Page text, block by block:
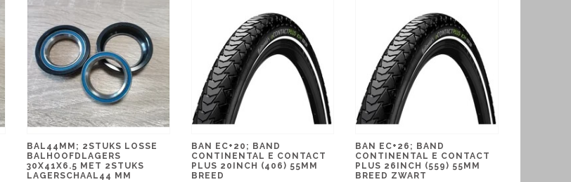
BAL44MM; 2STUKS LOSSE
BALHOOFDLAGERS
30X41X6.5 MET 2STUKS
LAGERSCHAAL44 MM
BAN EC+20; BAND
CONTINENTAL E CONTACT
PLUS 20INCH (406) 55MM
BREED
BAN EC+26; BAND
CONTINENTAL E CONTACT
PLUS 26INCH (559) 55MM
BREED ZWART